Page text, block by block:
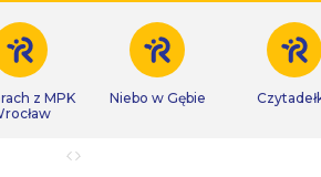
z MPK
Niebo w Gębie